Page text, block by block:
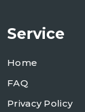
Service
Home
FAQ
Privacy Policy